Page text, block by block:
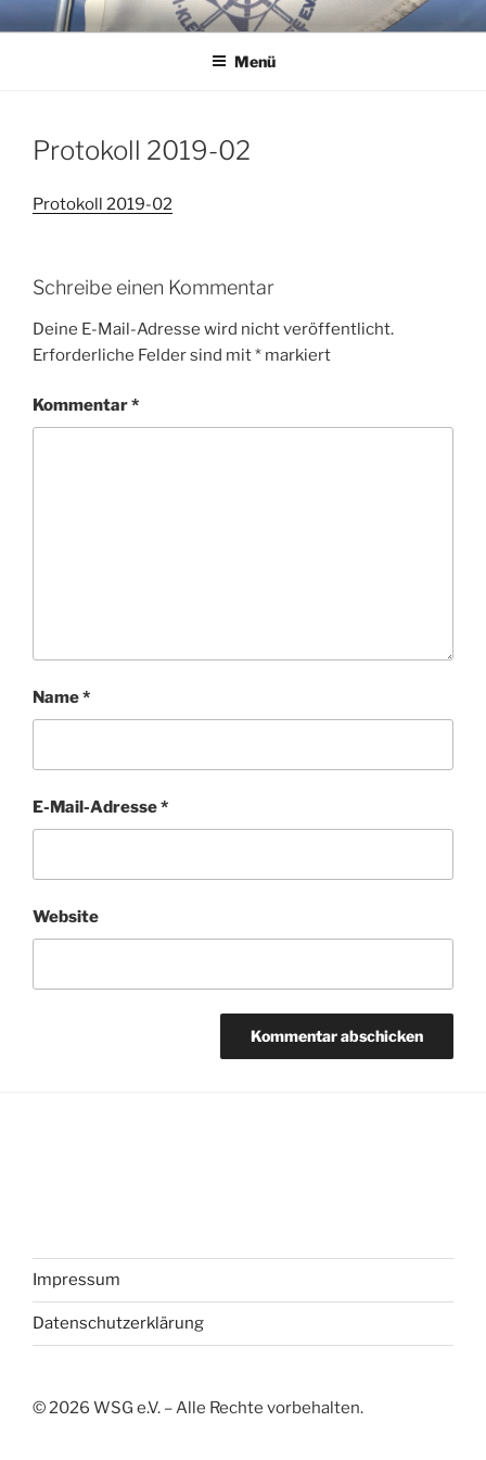
Zum
InhaltWSG KLEINER WANNSEE E.V.
Immer eine handbreit Wasser unterm Kiel.
Menü
Protokoll 2019-02
Protokoll 2019-02
Schreibe einen Kommentar
Deine E-Mail-Adresse wird nicht veröffentlicht.
Erforderliche Felder sind mit* markiert
Kommentar*
Name*
E-Mail-Adresse*
Website
Impressum
Datenschutzerklärung
© 2026 WSG e.V. – Alle Rechte vorbehalten.